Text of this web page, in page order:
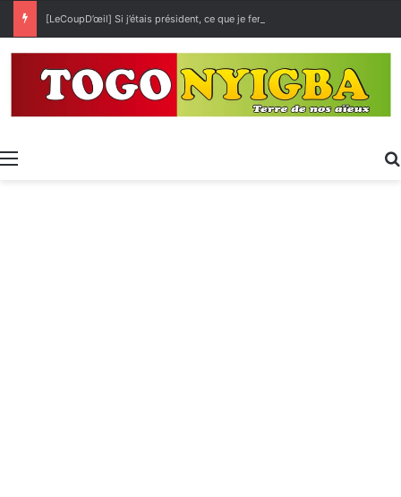
[LeCoupD’œil] Si j’étais président, ce que je ferai des « Évalas »
Menu